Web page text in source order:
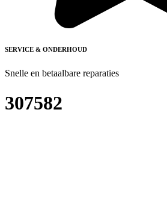
SERVICE & ONDERHOUD
Snelle en betaalbare reparaties
307582